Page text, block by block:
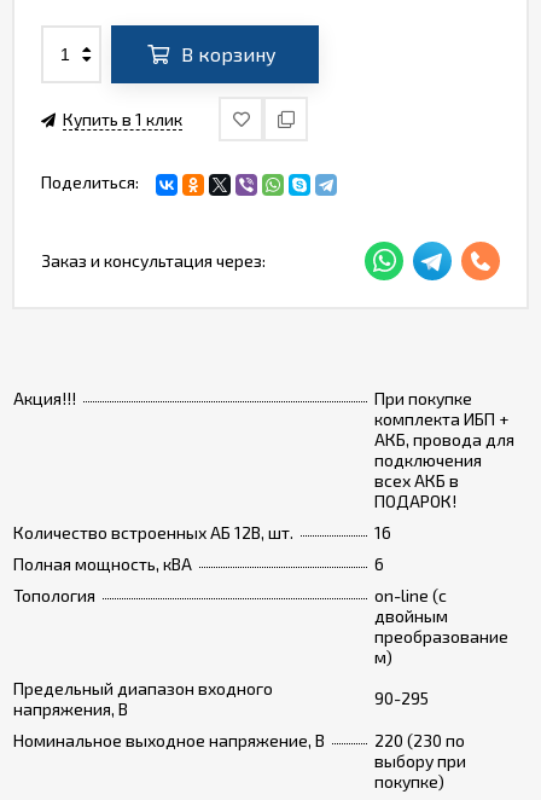
Акция!!!
При покупке
комплекта ИБП +
АКБ, провода для
подключения
всех АКБ в
ПОДАРОК!
Количество встроенных АБ 12В, шт.
16
Полная мощность, кВА
6
Топология
on-line (с
двойным
преобразование
м)
Предельный диапазон входного
напряжения, В
90-295
Номинальное выходное напряжение, В
220 (230 по
выбору при
покупке)
В корзину
Купить в 1 клик
Поделиться:
Заказ и консультация через: